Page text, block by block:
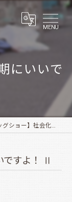
MENU
にいいで
ョー】社会化期にいいですよ！ Ⅱ
ですよ！ Ⅱ